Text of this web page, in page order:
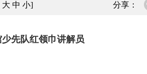
大 中 小] 分享：
先队红领巾讲解员